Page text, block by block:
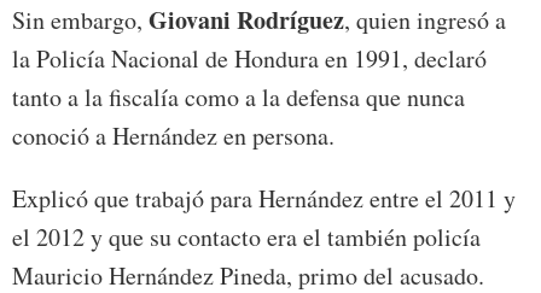
Sin embargo, Giovani Rodríguez, quien ingresó a
la Policía Nacional de Hondura en 1991, declaró
tanto a la fiscalía como a la defensa que nunca
conoció a Hernández en persona.
Explicó que trabajó para Hernández entre el 2011 y
el 2012 y que su contacto era el también policía
Mauricio Hernández Pineda, primo del acusado.